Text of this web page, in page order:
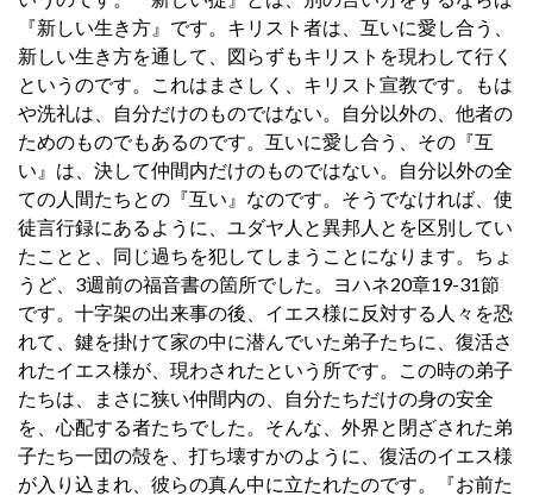
『新しい生き方』です。キリスト者は、互いに愛し合う、
新しい生き方を通して、図らずもキリストを現わして行く
というのです。これはまさしく、キリスト宣教です。もは
や洗礼は、自分だけのものではない。自分以外の、他者の
ためのものでもあるのです。互いに愛し合う、その『互
い』は、決して仲間内だけのものではない。自分以外の全
ての人間たちとの『互い』なのです。そうでなければ、使
徒言行録にあるように、ユダヤ人と異邦人とを区別してい
たことと、同じ過ちを犯してしまうことになります。ちょ
うど、3週前の福音書の箇所でした。ヨハネ20章19-31節
です。十字架の出来事の後、イエス様に反対する人々を恐
れて、鍵を掛けて家の中に潜んでいた弟子たちに、復活さ
れたイエス様が、現わされたという所です。この時の弟子
たちは、まさに狭い仲間内の、自分たちだけの身の安全
を、心配する者たちでした。そんな、外界と閉ざされた弟
子たち一団の殻を、打ち壊すかのように、復活のイエス様
が入り込まれ、彼らの真ん中に立たれたのです。『お前た